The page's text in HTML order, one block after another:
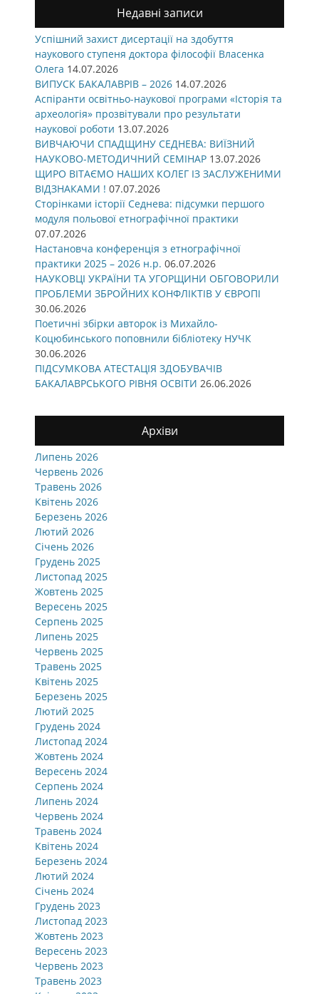
Недавні записи
Успішний захист дисертації на здобуття
наукового ступеня доктора філософії Власенка
Олега 14.07.2026
ВИПУСК БАКАЛАВРІВ – 2026 14.07.2026
Аспіранти освітньо-наукової програми «Історія та
археологія» прозвітували про результати
наукової роботи 13.07.2026
ВИВЧАЮЧИ СПАДЩИНУ СЕДНЕВА: ВИЇЗНИЙ
НАУКОВО-МЕТОДИЧНИЙ СЕМІНАР 13.07.2026
ЩИРО ВІТАЄМО НАШИХ КОЛЕГ ІЗ ЗАСЛУЖЕНИМИ
ВІДЗНАКАМИ ! 07.07.2026
Сторінками історії Седнева: підсумки першого
модуля польової етнографічної практики
07.07.2026
Настановча конференція з етнографічної
практики 2025 – 2026 н.р. 06.07.2026
НАУКОВЦІ УКРАЇНИ ТА УГОРЩИНИ ОБГОВОРИЛИ
ПРОБЛЕМИ ЗБРОЙНИХ КОНФЛІКТІВ У ЄВРОПІ
30.06.2026
Поетичні збірки авторок із Михайло-
Коцюбинського поповнили бібліотеку НУЧК
30.06.2026
ПІДСУМКОВА АТЕСТАЦІЯ ЗДОБУВАЧІВ
БАКАЛАВРСЬКОГО РІВНЯ ОСВІТИ 26.06.2026
Архіви
Липень 2026
Червень 2026
Травень 2026
Квітень 2026
Березень 2026
Лютий 2026
Січень 2026
Грудень 2025
Листопад 2025
Жовтень 2025
Вересень 2025
Серпень 2025
Липень 2025
Червень 2025
Травень 2025
Квітень 2025
Березень 2025
Лютий 2025
Грудень 2024
Листопад 2024
Жовтень 2024
Вересень 2024
Серпень 2024
Липень 2024
Червень 2024
Травень 2024
Квітень 2024
Березень 2024
Лютий 2024
Січень 2024
Грудень 2023
Листопад 2023
Жовтень 2023
Вересень 2023
Червень 2023
Травень 2023